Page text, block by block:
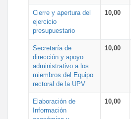
Cierre y apertura del
ejercicio
presupuestario
10,00
Secretaría de
dirección y apoyo
administrativo a los
miembros del Equipo
rectoral de la UPV
10,00
Elaboración de
Información
10,00